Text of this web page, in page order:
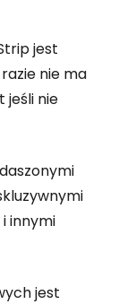
jest
nie ma
jeśli nie
innymi
jest